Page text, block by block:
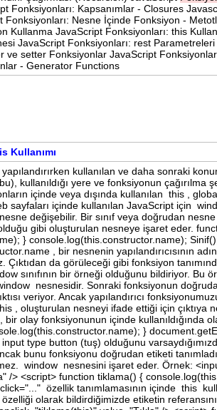
Fonksiyonları: Kapsanımlar - Closures
Fonksiyonları: Nesne İçinde Fonksiyon -
Kullanma JavaScript Fonksiyonları: this
JavaScript Fonksiyonları: rest Parametreleri
ve setter Fonksiyonlar JavaScript
- Generator Functions
Kullanımı
kullanılan ve daha sonraki
kullanıldığı yere ve fonksiyonun çağırılma
içinde veya dışında kullanılan this ,
sayfaları içinde kullanılan JavaScript için
değişebilir. Bir sınıf veya doğrudan
gibi oluşturulan nesneye işaret eder.
} console.log(this.constructor.name);
, bir nesnenin yapılandırıcısının
Çıktıdan da görüleceği gibi fonksiyon
sınıfının bir örneği olduğunu bildiriyor. Bu
nesnesidir. Sonraki fonksiyonun
veriyor. Ancak yapılandırıcı
, oluşturulan nesneyi ifade ettiği için çıktıya
olay fonksiyonunun içinde kullanıldığında
}
type button (tuş) olduğunu
bunu fonksiyonu doğrudan etiketi
window nesnesini işaret eder. Örnek:
/> <script> function tiklama() {
özellik tanımlamasının içinde this
olarak bildirdiğimizde etiketin